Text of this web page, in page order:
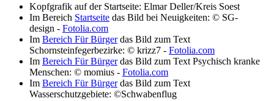
Kopfgrafik auf der Startseite: Elmar Deller/Kreis Soest
Im Bereich Startseite das Bild bei Neuigkeiten: © SG-
design - Fotolia.com
Im Bereich Für Bürgerdas Bild zum Text
Schornsteinfegerbezirke: © krizz7 - Fotolia.com
Im Bereich Für Bürgerdas Bild zum Text Psychisch kranke
Menschen: © momius - Fotolia.com
Im Bereich Für Bürgerdas Bild zum Text
Wasserschutzgebiete: ©Schwabenflug